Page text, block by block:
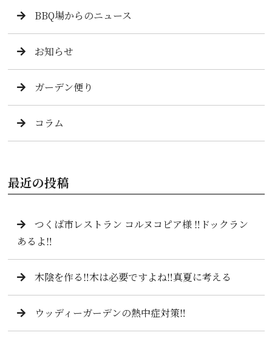
BBQ場からのニュース
お知らせ
ガーデン便り
コラム
最近の投稿
つくば市レストラン コルヌコピア様 ‼️ドックラン
あるよ‼️
木陰を作る‼️木は必要ですよね‼️真夏に考える
ウッディーガーデンの熱中症対策‼️